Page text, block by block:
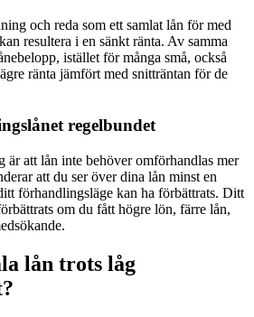
och reda som ett samlat lån för med
resultera i en sänkt ränta. Av samma
istället för många små, också
ränta jämfört med snitträntan för de
regelbundet
är att lån inte behöver omförhandlas mer
att du ser över dina lån minst en
förhandlingsläge kan ha förbättrats. Ditt
om du fått högre lön, färre lån,
lån trots låg